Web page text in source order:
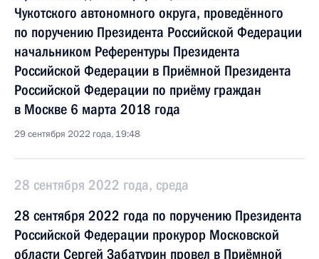
Чукотского автономного округа, проведённого
по поручению Президента Российской Федерации
начальником Референтуры Президента
Российской Федерации в Приёмной Президента
Российской Федерации по приёму граждан
в Москве 6 марта 2018 года
29 сентября 2022 года, 19:48
28 сентября 2022 года, среда
28 сентября 2022 года по поручению Президента
Российской Федерации прокурор Московской
области Сергей Забатурин провел в Приёмной